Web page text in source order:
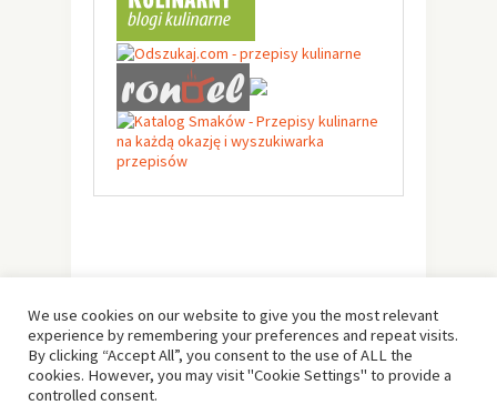
We use cookies on our website to give you the most relevant
experience by remembering your preferences and repeat visits.
By clicking “Accept All”, you consent to the use of ALL the
cookies. However, you may visit "Cookie Settings" to provide a
controlled consent.